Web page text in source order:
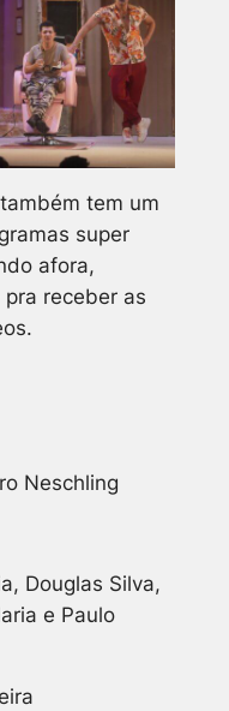
tem um
super
afora,
receber as
Neschling
Douglas Silva,
e Paulo